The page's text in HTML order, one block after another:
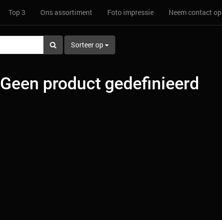
Top 3 Ons assortiment Foto impressie Neem contact op
Sorteer op
Geen product gedefinieerd